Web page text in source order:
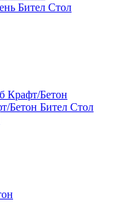
Бител Стол
Бител Стол